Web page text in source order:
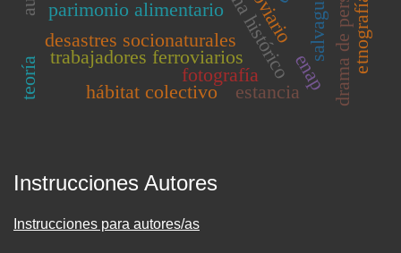
parimonio alimentario
desastres socionaturales
trabajadores ferroviarios
fotografía
etnografía
enap
hábitat colectivo
teoría estancia
Instrucciones Autores
Instrucciones para autores/as